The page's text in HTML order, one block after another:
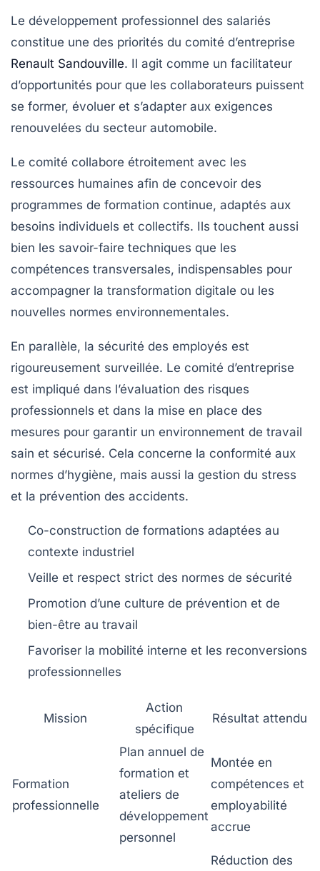
Le développement professionnel des salariés
constitue une des priorités du comité d’entreprise
Renault Sandouville. Il agit comme un facilitateur
d’opportunités pour que les collaborateurs puissent
se former, évoluer et s’adapter aux exigences
renouvelées du secteur automobile.
Le comité collabore étroitement avec les
ressources humaines afin de concevoir des
programmes de formation continue, adaptés aux
besoins individuels et collectifs. Ils touchent aussi
bien les savoir-faire techniques que les
compétences transversales, indispensables pour
accompagner la transformation digitale ou les
nouvelles normes environnementales.
En parallèle, la sécurité des employés est
rigoureusement surveillée. Le comité d’entreprise
est impliqué dans l’évaluation des risques
professionnels et dans la mise en place des
mesures pour garantir un environnement de travail
sain et sécurisé. Cela concerne la conformité aux
normes d’hygiène, mais aussi la gestion du stress
et la prévention des accidents.
Co-construction de formations adaptées au
contexte industriel
Veille et respect strict des normes de sécurité
Promotion d’une culture de prévention et de
bien-être au travail
Favoriser la mobilité interne et les reconversions
professionnelles
Mission
Action
spécifique
Résultat attendu
Formation
professionnelle
Plan annuel de
formation et
ateliers de
développement
personnel
Montée en
compétences et
employabilité
accrue
Réduction des